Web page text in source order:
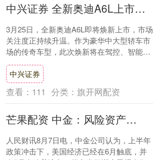
中兴证券 全新奥迪A6L上市 全维进阶再立标杆
3月25日，全新奥迪A6L即将焕新上市，市场
关注度正持续升温。作为豪华中大型轿车市
场的传奇车型，此次焕新将在驾控、智能、
设计、豪华四大维度全面进阶，凭借硬核实
力....
中兴证券
查看： 111 分类： 旗开网配资
芒果配资 中金：风险资产长期来看仍具潜力 美元下行周期也将持续
人民财讯8月7日电，中金公司认为，上半年
政策冲击下，美国经济已经在6月触底，并